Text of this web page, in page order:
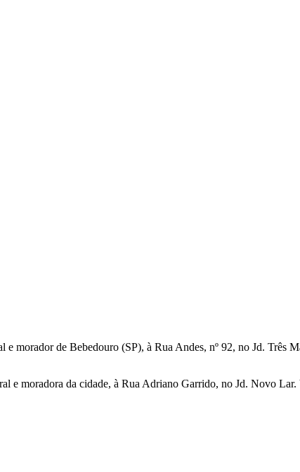
morador de Bebedouro (SP), à Rua Andes, nº 92, no Jd. Três
e moradora da cidade, à Rua Adriano Garrido, no Jd. Novo